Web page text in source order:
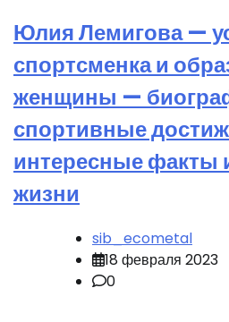
Юлия Лемигова —
спортсменка и
женщины —
спортивные
интересные факты
жизни
sib_ecometal
18 февраля 2023
0